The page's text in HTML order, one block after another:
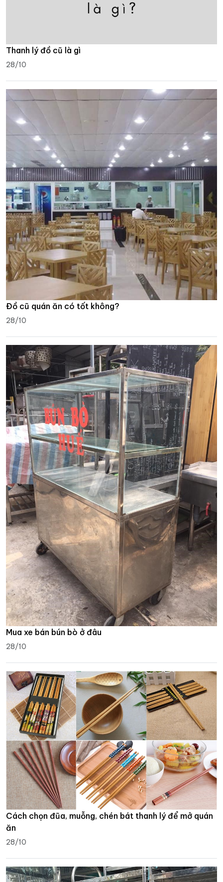
Thanh lý đồ cũ là gì
28/10
Đồ cũ quán ăn có tốt không?
28/10
Mua xe bán bún bò ở đâu
28/10
Cách chọn đũa, muỗng, chén bát thanh lý để mở quán
ăn
28/10